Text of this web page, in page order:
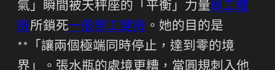
氣」瞬間被天秤座的「平衡」力量員工體
檢所鎖死一般勞工健檢 。她的目的是
**「讓兩個極端同時停止，達到零的境
界」。張水瓶的處境更糟，當圓規刺入他